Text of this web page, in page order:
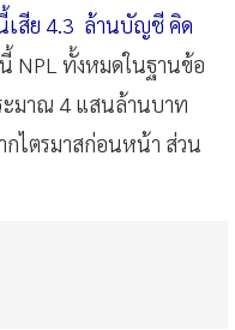
สีย 4.3 ล้านบัญชี คิด
NPL ทั้งหมดในฐานข้อ
ะมาณ 4 แสนล้านบาท
ไตรมาสก่อนหน้า ส่วน